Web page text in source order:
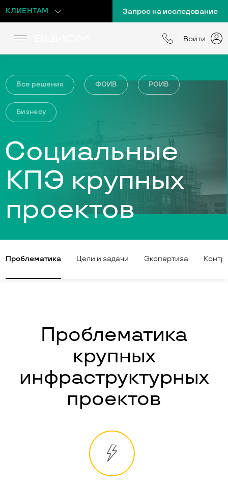
КЛИЕНТАМ Запрос на исследование
Войти
Все решения ФОИВ РОИВ
Бизнесу
Cоциальные
КПЭ крупных
проектов
Проблематика Цели и задачи Экспертиза
Проблематика
крупных
инфраструктурных
проектов